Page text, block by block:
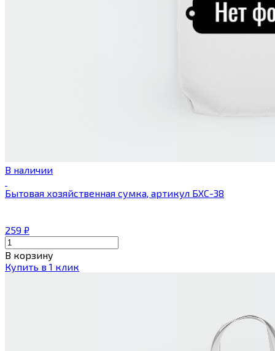
В наличии
Бытовая хозяйственная сумка, артикул БХС-38
259 ₽
В корзину
Купить в 1 клик